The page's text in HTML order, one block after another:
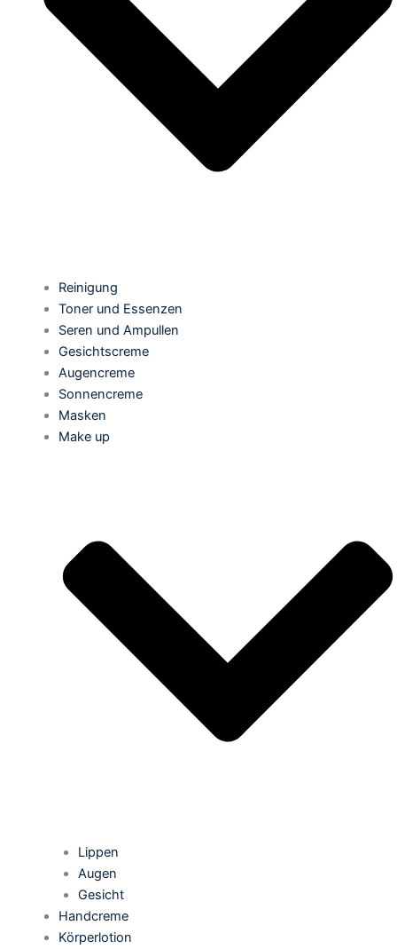
Reinigung
Toner und Essenzen
Seren und Ampullen
Gesichtscreme
Augencreme
Sonnencreme
Masken
Make up
Lippen
Augen
Gesicht
Handcreme
Körperlotion